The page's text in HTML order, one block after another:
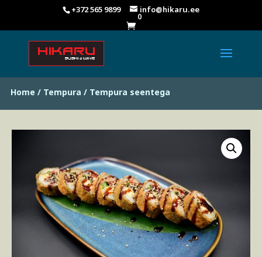
+372 565 9899 info@hikaru.ee
 0
Home/Tempura/ Tempura seentega